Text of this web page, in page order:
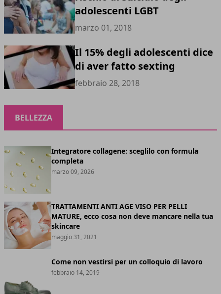
adolescenti LGBT
marzo 01, 2018
Il 15% degli adolescenti dice
di aver fatto sexting
febbraio 28, 2018
BELLEZZA
Integratore collagene: sceglilo con formula
completa
marzo 09, 2026
TRATTAMENTI ANTI AGE VISO PER PELLI
MATURE, ecco cosa non deve mancare nella tua
skincare
maggio 31, 2021
Come non vestirsi per un colloquio di lavoro
febbraio 14, 2019